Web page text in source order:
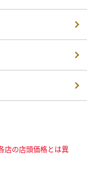
店の店頭価格とは異